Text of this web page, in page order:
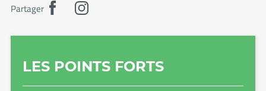
LES POINTS FORTS
Partager